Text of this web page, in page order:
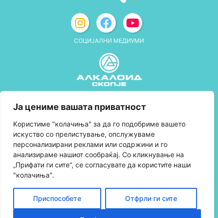
Ја цениме вашата приватност
Kористиме "колачиња" за да го подобриме вашето
искуство со прелистување, опслужуваме
персонализирани реклами или содржини и го
анализираме нашиот сообраќај. Со кликнување на
„Прифати ги сите“, се согласувате да користите наши
"колачиња".
Приспособете Отфрли ги сите
СОЦИЈАЛНИ МЕДИУМИ
Правила и услови за користење
Политика за колачиња
Правила за учество во програмата за
лојалност и политика за собирање поени
Контактирајте нè